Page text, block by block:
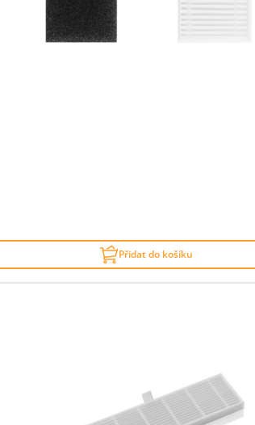
Přidat do košíku